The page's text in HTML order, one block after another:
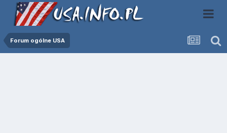
Forum ogólne USA